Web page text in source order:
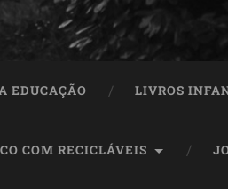
EDUCAÇÃO LIVROS
COM RECICLÁVEIS